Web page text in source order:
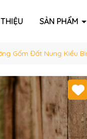
SẢN PHẨM
Gốm Đất Nung Kiểu